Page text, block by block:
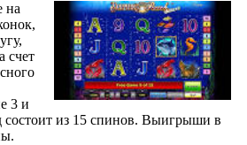
на
счет
3 и
из 15 спинов. Выигрыши в